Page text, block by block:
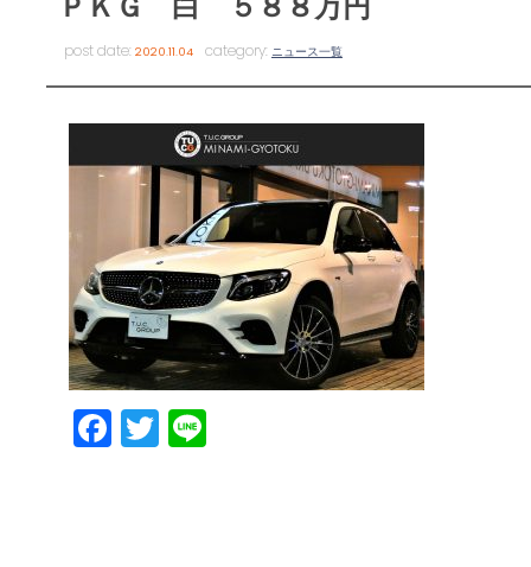
ＰＫＧ 白 ５８８万円
post date:2020.11.04 category: ニュース一覧
Facebook
Twitter